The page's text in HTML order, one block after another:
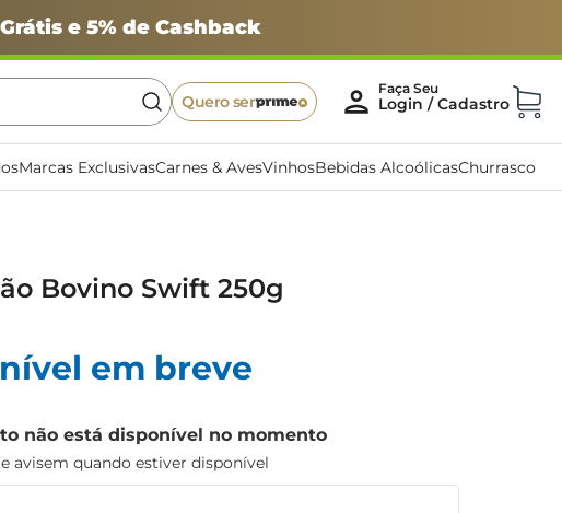
e 5% de Cashback
Quero ser
Marcas ExclusivasCarnes & AvesVinhosBebidas AlcoólicasChurrasco
Bovino Swift 250g
em breve
não está disponível no momento
avisem quando estiver disponível